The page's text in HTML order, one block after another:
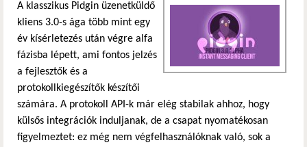
A klasszikus Pidgin üzenetküldő
kliens 3.0-s ága több mint egy
év kísérletezés után végre alfa
fázisba lépett, ami fontos jelzés
a fejlesztők és a
protokollkiegészítők készítői
számára. A protokoll API-k már elég stabilak ahhoz, hogy
külsős integrációk induljanak, de a csapat nyomatékosan
figyelmeztet: ez még nem végfelhasználóknak való, sok a